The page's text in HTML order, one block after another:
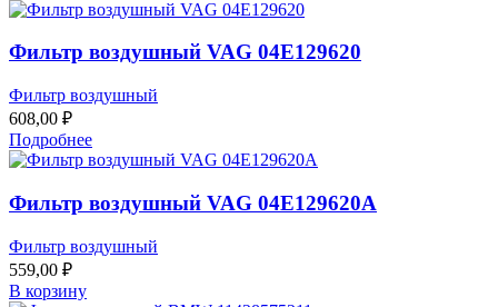
Фильтр воздушный VAG 04E129620
Фильтр воздушный
608,00 ₽
Подробнее
Фильтр воздушный VAG 04E129620A
Фильтр воздушный
559,00 ₽
В корзину